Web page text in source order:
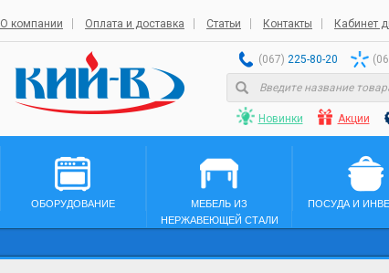
О компании Оплата и доставка Статьи Контакты Кабинет
(067) 225-80-20
Новинки Акции
ОБОРУДОВАНИЕ
МЕБЕЛЬ ИЗ
НЕРЖАВЕЮЩЕЙ СТАЛИ
ПОСУДА И